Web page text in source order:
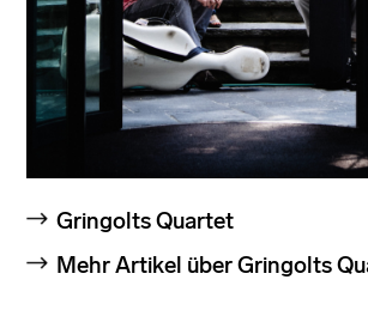
Gringolts Quartet
Mehr Artikel über Gringolts